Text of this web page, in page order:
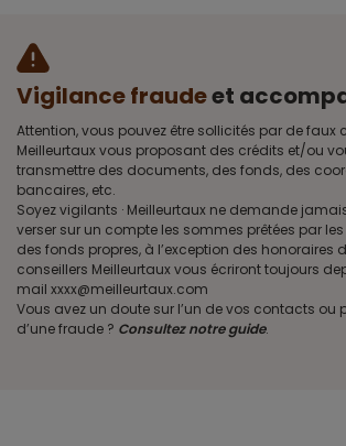
Vigilance fraudeet
Attention, vous pouvez être sollicités par de faux
Meilleurtaux vous proposant des crédits et/ou
transmettre des documents, des fonds, des
bancaires, etc.
Soyez vigilants · Meilleurtaux ne demande
verser sur un compte les sommes prêtées par
des fonds propres, à l’exception des honoraires
conseillers Meilleurtaux vous écriront toujours
mail xxxx@meilleurtaux.com
Vous avez un doute sur l’un de vos contacts ou
d’une fraude ? Consultez notre guide.